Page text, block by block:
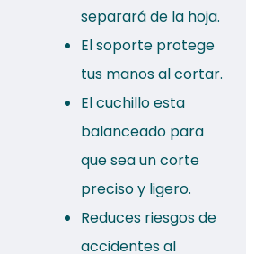
separará de la hoja.
El soporte protege
tus manos al cortar.
El cuchillo esta
balanceado para
que sea un corte
preciso y ligero.
Reduces riesgos de
accidentes al